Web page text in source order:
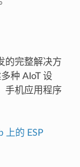
的完整解决方
种 AIoT 设
手机应用程序
上的 ESP